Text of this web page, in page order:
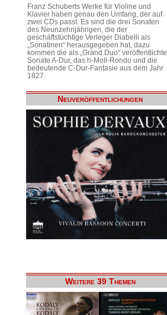
Franz Schuberts Werke für Violine und
Klavier haben genau den Umfang, der auf
zwei CDs passt. Es sind die drei Sonaten
des Neunzehnjährigen, die der
geschäftstüchtige Verleger Diabelli als
„Sonatinen“ herausgegeben hat, dazu
kommen die als „Grand Duo“ veröffentlichte
Sonate A-Dur, das h-Moll-Rondo und die
bedeutende C-Dur-Fantasie aus dem Jahr
1827.
Neuveröffentlichungen
Weitere 39 Themen